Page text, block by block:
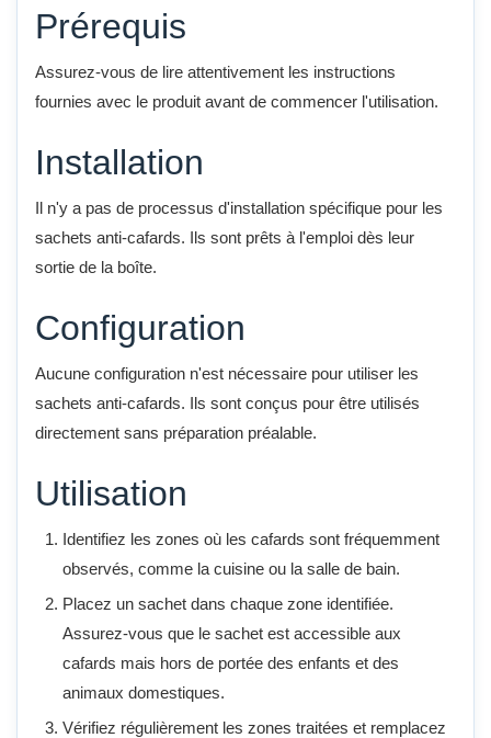
Prérequis
Assurez-vous de lire attentivement les instructions
fournies avec le produit avant de commencer l'utilisation.
Installation
Il n'y a pas de processus d'installation spécifique pour les
sachets anti-cafards. Ils sont prêts à l'emploi dès leur
sortie de la boîte.
Configuration
Aucune configuration n'est nécessaire pour utiliser les
sachets anti-cafards. Ils sont conçus pour être utilisés
directement sans préparation préalable.
Utilisation
Identifiez les zones où les cafards sont fréquemment
observés, comme la cuisine ou la salle de bain.
Placez un sachet dans chaque zone identifiée.
Assurez-vous que le sachet est accessible aux
cafards mais hors de portée des enfants et des
animaux domestiques.
Vérifiez régulièrement les zones traitées et remplacez